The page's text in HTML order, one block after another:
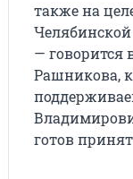
также на
— говорится
Рашникова,
готов